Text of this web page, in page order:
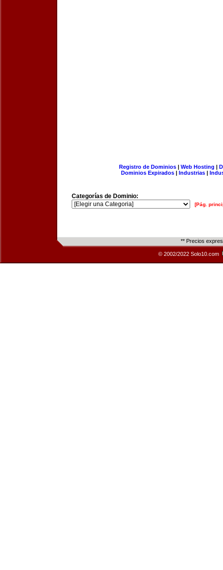
Registro de Dominios| Web Hosting |
Dominios Expirados | Industrias |
Categorías de Dominio:
[Pág.
** Precios
© 2002/2022 Solo10.com